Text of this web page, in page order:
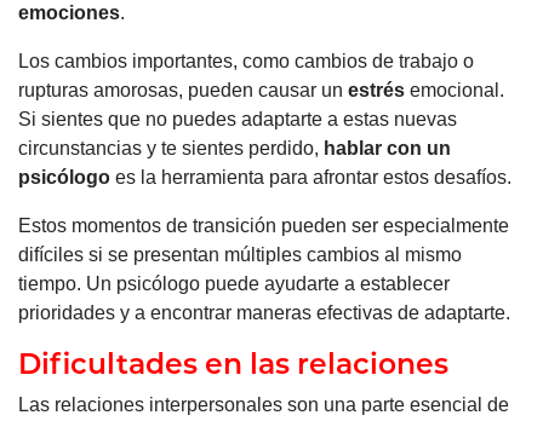
emociones.
Los cambios importantes, como cambios de trabajo o
rupturas amorosas, pueden causar un estrés emocional.
Si sientes que no puedes adaptarte a estas nuevas
circunstancias y te sientes perdido, hablar con un
psicólogo es la herramienta para afrontar estos desafíos.
Estos momentos de transición pueden ser especialmente
difíciles si se presentan múltiples cambios al mismo
tiempo. Un psicólogo puede ayudarte a establecer
prioridades y a encontrar maneras efectivas de adaptarte.
Dificultades en las relaciones
Las relaciones interpersonales son una parte esencial de